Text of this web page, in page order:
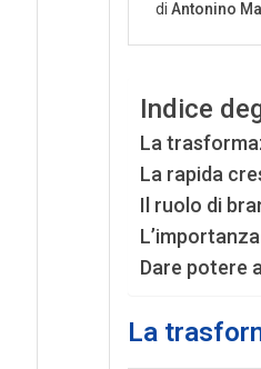
Indice
La
La rapida
Il ruolo di
Dare potere
La